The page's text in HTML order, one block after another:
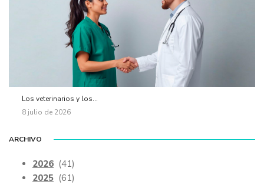
Los veterinarios y los...
8 julio de 2026
ARCHIVO
2026 (41)
2025 (61)